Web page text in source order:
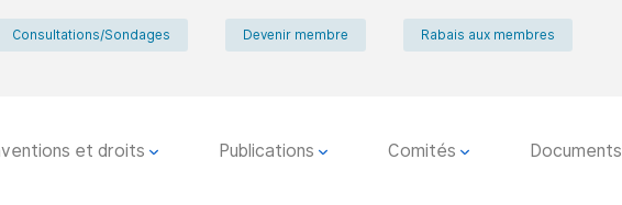
Consultations/Sondages Devenir membre
Rabais aux membres
et droits Publications Comités Documents